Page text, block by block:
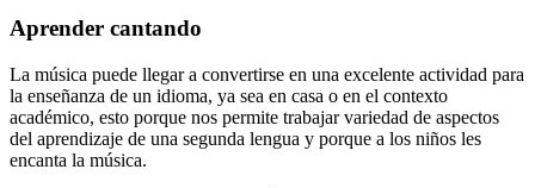
Aprender cantando
La música puede llegar a convertirse en una excelente actividad para
la enseñanza de un idioma, ya sea en casa o en el contexto
académico, esto porque nos permite trabajar variedad de aspectos
del aprendizaje de una segunda lengua y porque a los niños les
encanta la música.